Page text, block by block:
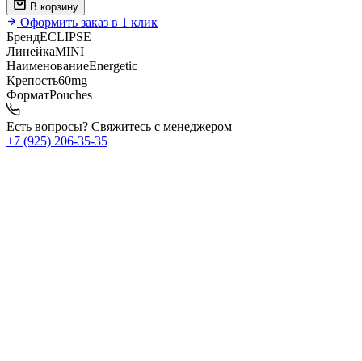
В корзину
Оформить заказ в 1 клик
БрендECLIPSE
ЛинейкаMINI
НаименованиеEnergetic
Крепость60mg
ФорматPouches
Есть вопросы? Свяжитесь с менеджером
+7 (925) 206‑35‑35